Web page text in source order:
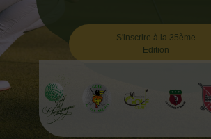
S'inscrire à la 35ème
Edition